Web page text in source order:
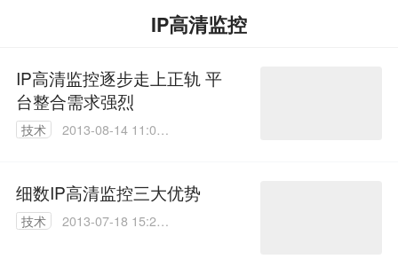
IP高清监控
IP高清监控逐步走上正轨 平
台整合需求强烈
技术
2013-08-14 11:00:
细数IP高清监控三大优势
技术
2013-07-18 15:26: